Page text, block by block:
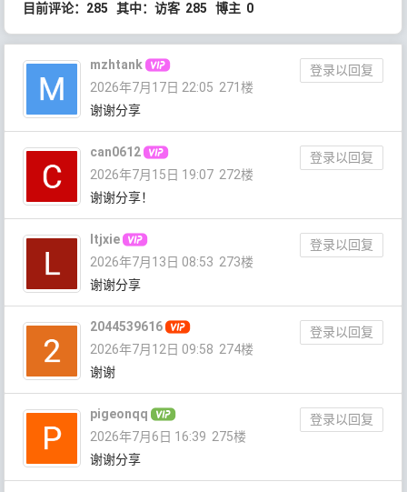
目前评论：285 其中：访客 285 博主 0
mzhtank
登录以回复
2026年7月17日 22:05 271楼
谢谢分享
can0612
登录以回复
2026年7月15日 19:07 272楼
谢谢分享！
ltjxie
登录以回复
2026年7月13日 08:53 273楼
谢谢分享
2044539616
登录以回复
2026年7月12日 09:58 274楼
谢谢
pigeonqq
登录以回复
2026年7月6日 16:39 275楼
谢谢分享